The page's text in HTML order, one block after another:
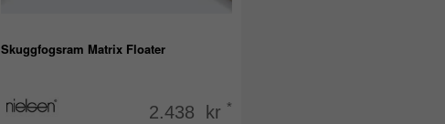
Skuggfogsram Matrix Floater
2.438 kr *